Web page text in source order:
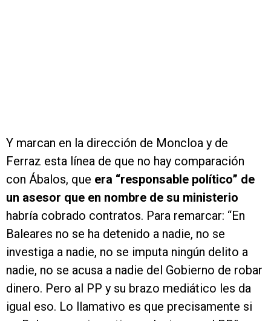
Y marcan en la dirección de Moncloa y de
Ferraz esta línea de que no hay comparación
con Ábalos, que era “responsable político” de
un asesor que en nombre de su ministerio
habría cobrado contratos. Para remarcar: “En
Baleares no se ha detenido a nadie, no se
investiga a nadie, no se imputa ningún delito a
nadie, no se acusa a nadie del Gobierno de robar
dinero. Pero al PP y su brazo mediático les da
igual eso. Lo llamativo es que precisamente si